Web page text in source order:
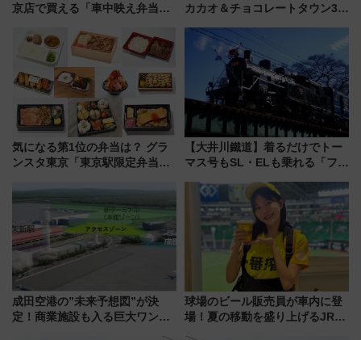
京店で買える「車中映え弁当」
カカオ＆チョコレートタウン3周
詰め放題を開催、ロイズタウン
駅からのアクセスも
気になる第1位の弁当は？ グラ
ンスタ東京「東京駅限定弁当
【大井川鐵道】着るだけでトー
マス号もSL・ELも乗れる「フリ
受注販売
成田空港の”未来予想図”が決
定！商業施設も入る巨大ワンタ
球場のビール販売員が車内に登
場！夏の移動を盛り上げるJR九